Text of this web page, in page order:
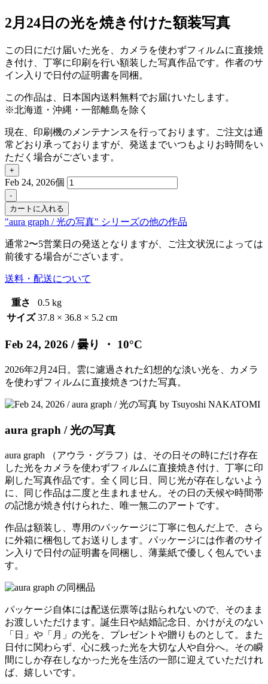
2月24日の光を焼き付けた額装写真
この日にだけ届いた光を、カメラを使わずフィルムに直接焼
き付け、丁寧に印刷を行い額装した写真作品です。作者のサ
イン入りで日付の証明書を同梱。
この作品は、日本国内送料無料でお届けいたします。
※北海道・沖縄・一部離島を除く
現在、印刷機のメンテナンスを行っております。ご注文は通
常どおり承っておりますが、発送までいつもよりお時間をい
ただく場合がございます。
+
Feb 24, 2026個
-
カートに入れる
"aura graph / 光の写真" シリーズの他の作品
通常2〜5営業日の発送となりますが、ご注文状況によっては
前後する場合がございます。
送料・配送について
重さ
0.5 kg
サイズ 37.8 × 36.8 × 5.2 cm
Feb 24, 2026 / 曇り ・ 10°C
2026年2月24日。雲に濾過された幻想的な淡い光を、カメラ
を使わずフィルムに直接焼きつけた写真。
aura graph / 光の写真
aura graph （アウラ・グラフ）は、その日その時にだけ存在
した光をカメラを使わずフィルムに直接焼き付け、丁寧に印
刷した写真作品です。全く同じ日、同じ光が存在しないよう
に、同じ作品は二度と生まれません。その日の天候や時間帯
の記憶が焼き付けられた、唯一無二のアートです。
作品は額装し、専用のパッケージに丁寧に包んだ上で、さら
に外箱に梱包してお送りします。パッケージには作者のサイ
ン入りで日付の証明書を同梱し、薄葉紙で優しく包んでいま
す。
パッケージ自体には配送伝票等は貼られないので、そのまま
お渡しいただけます。誕生日や結婚記念日、かけがえのない
「日」や「月」の光を、プレゼントや贈りものとして。また
日付に関わらず、心に残った光を大切な人や自分へ。その瞬
間にしか存在しなかった光を生活の一部に迎えていただけれ
ば、嬉しいです。